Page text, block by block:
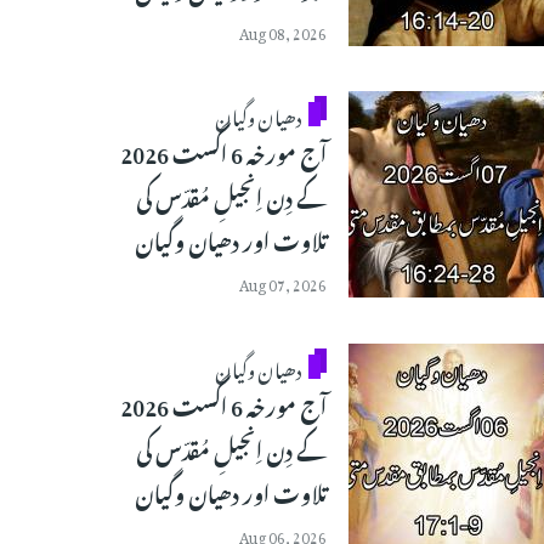
Aug 08, 2026
دھیان وگیان
آج مورخہ 6 اگست 2026
کے دِن اِنجیلِ مُقدّس کی
تلاوت اور دھیان وگیان
Aug 07, 2026
دھیان وگیان
آج مورخہ 6 اگست 2026
کے دِن اِنجیلِ مُقدّس کی
تلاوت اور دھیان وگیان
Aug 06, 2026